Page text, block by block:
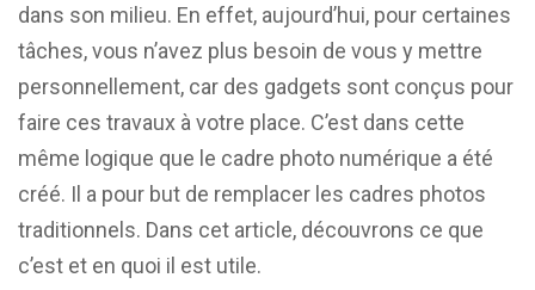
dans son milieu. En effet, aujourd’hui, pour certaines
tâches, vous n’avez plus besoin de vous y mettre
personnellement, car des gadgets sont conçus pour
faire ces travaux à votre place. C’est dans cette
même logique que le cadre photo numérique a été
créé. Il a pour but de remplacer les cadres photos
traditionnels. Dans cet article, découvrons ce que
c’est et en quoi il est utile.